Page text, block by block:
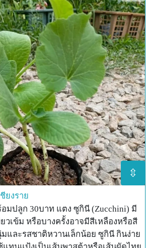
⇳
ชียงราย
มปลูก 30บาท แตง ซูกินี (Zucchini) มี
วเข้ม หรือบางครั้งอาจมีสีเหลืองหรือสี
และรสชาติหวานเล็กน้อย ซูกินี กินง่าย